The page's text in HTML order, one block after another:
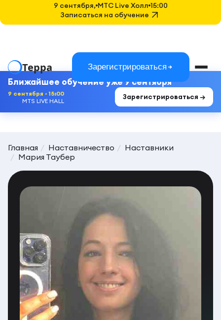
Терра Зарегистрироваться
Ближайшее обучение уже 9 сентября
9 сентября · 15:00
MTS LIVE HALL
Зарегистрироваться →
Главная Наставничество
Наставники
Мария Таубер
9 сентября, MTC Live Холл 15:00
Записаться на обучение